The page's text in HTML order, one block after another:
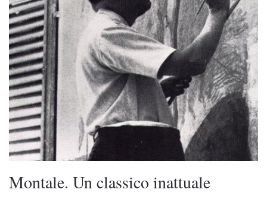
Montale. Un classico inattuale